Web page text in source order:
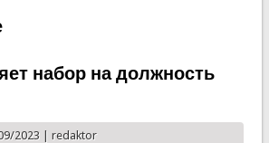
набор на должность
2023 | redaktor